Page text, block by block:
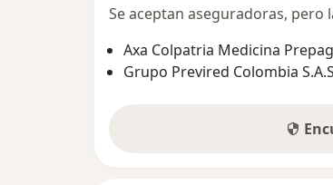
Se aceptan aseguradoras, pero
Axa Colpatria Medicina
Grupo Previred Colombia